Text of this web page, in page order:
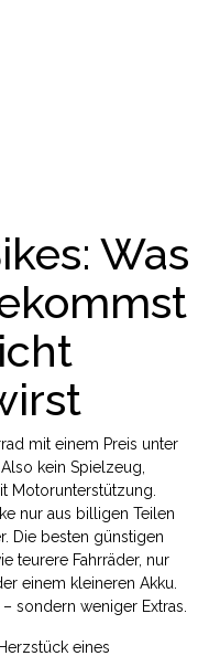
Was
mit einem Preis unter
. Also kein Spielzeug,
Motorunterstützung
nur aus billigen Teilen
Die besten günstigen
teurere Fahrräder, nur
einem kleineren Akku.
sondern weniger Extras.
eines